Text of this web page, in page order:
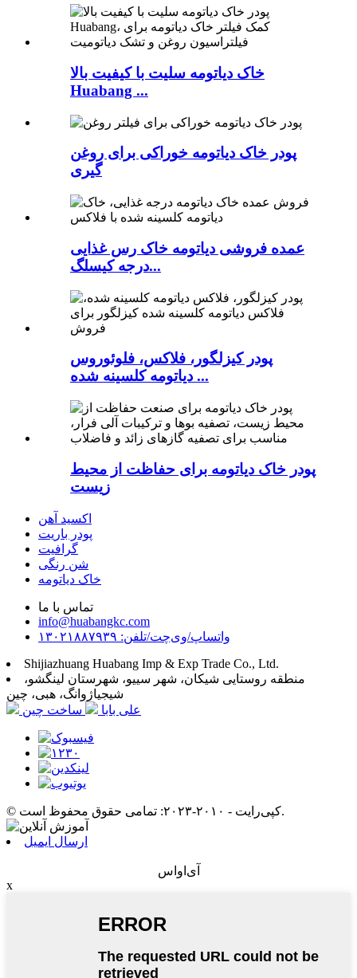
خاک دیاتومه سلیت با کیفیت بالا
Huabang ...
پودر خاک دیاتومه خوراکی برای روغن
گیری
عمده فروشی دیاتومه خاک رس غذایی
درجه کیسلگ...
پودر کیزلگور، فلاکس، فلوئوروس
دیاتومه کلسینه شده ...
پودر خاک دیاتومه برای حفاظت از محیط
زیست
اکسید آهن
پودر باریت
گرافیت
شن رنگی
خاک دیاتومه
تماس با ما
info@huabangkc.com
واتساپ/وی‌چت/تلفن: ۱۳۰۲۱۸۸۷۹۳۹
Shijiazhuang Huabang Imp & Exp Trade Co., Ltd.
منطقه روستایی شیکان، شهر سییو، شهرستان لینگشو،
شیجیاژوانگ، هبی، چین
علی بابا
ساخت چین
© کپی‌رایت - ۲۰۱۰-۲۰۲۳: تمامی حقوق محفوظ است.
ارسال ایمیل
آی‌او‌اس
x